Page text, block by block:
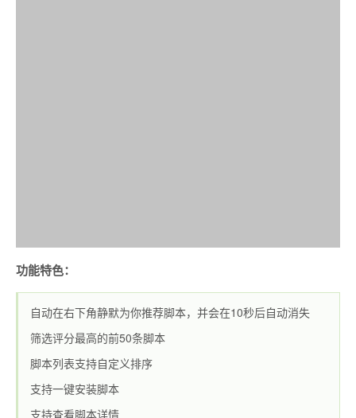
功能特色：
自动在右下角静默为你推荐脚本，并会在10秒后自动消失
筛选评分最高的前50条脚本
脚本列表支持自定义排序
支持一键安装脚本
支持查看脚本详情